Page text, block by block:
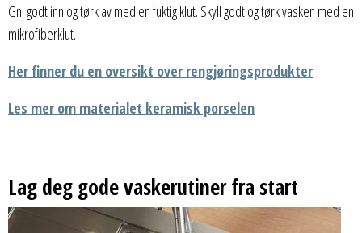
Gni godt inn og tørk av med en fuktig klut. Skyll godt og tørk vasken med en
mikrofiberklut.
Her finner du en oversikt over rengjøringsprodukter
Les mer om materialet keramisk porselen
Lag deg gode vaskerutiner fra start